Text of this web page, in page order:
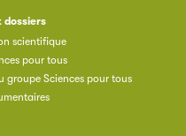
dossiers
scientifique
pour tous
groupe Sciences pour tous